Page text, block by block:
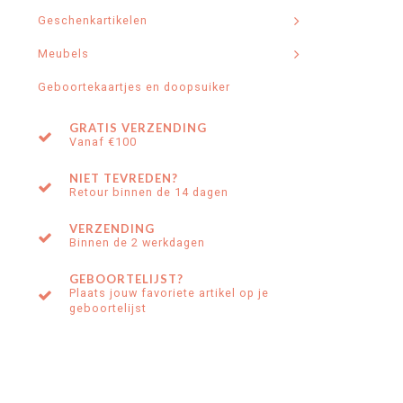
Geschenkartikelen
Meubels
Geboortekaartjes en doopsuiker
GRATIS VERZENDING
Vanaf €100
NIET TEVREDEN?
Retour binnen de 14 dagen
VERZENDING
Binnen de 2 werkdagen
GEBOORTELIJST?
Plaats jouw favoriete artikel op je
geboortelijst